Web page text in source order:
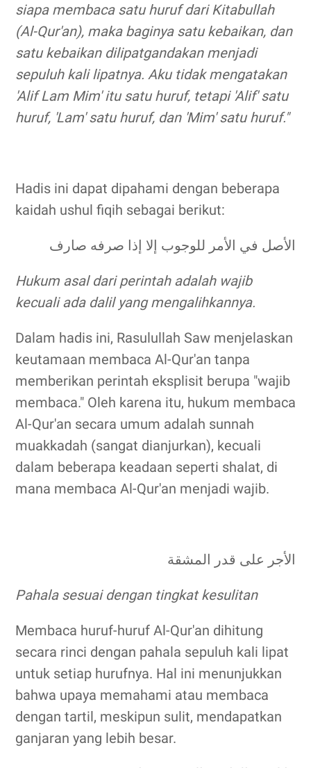
siapa membaca satu huruf dari Kitabullah
(Al-Qur'an), maka baginya satu kebaikan, dan
satu kebaikan dilipatgandakan menjadi
sepuluh kali lipatnya. Aku tidak mengatakan
'Alif Lam Mim' itu satu huruf, tetapi 'Alif' satu
huruf, 'Lam' satu huruf, dan 'Mim' satu huruf."
Hadis ini dapat dipahami dengan beberapa
kaidah ushul fiqih sebagai berikut:
الأصل في الأمر للوجوب إلا إذا صرفه صارف
Hukum asal dari perintah adalah wajib
kecuali ada dalil yang mengalihkannya.
Dalam hadis ini, Rasulullah Saw menjelaskan
keutamaan membaca Al-Qur'an tanpa
memberikan perintah eksplisit berupa "wajib
membaca." Oleh karena itu, hukum membaca
Al-Qur'an secara umum adalah sunnah
muakkadah (sangat dianjurkan), kecuali
dalam beberapa keadaan seperti shalat, di
mana membaca Al-Qur'an menjadi wajib.
الأجر على قدر المشقة
Pahala sesuai dengan tingkat kesulitan
Membaca huruf-huruf Al-Qur'an dihitung
secara rinci dengan pahala sepuluh kali lipat
untuk setiap hurufnya. Hal ini menunjukkan
bahwa upaya memahami atau membaca
dengan tartil, meskipun sulit, mendapatkan
ganjaran yang lebih besar.